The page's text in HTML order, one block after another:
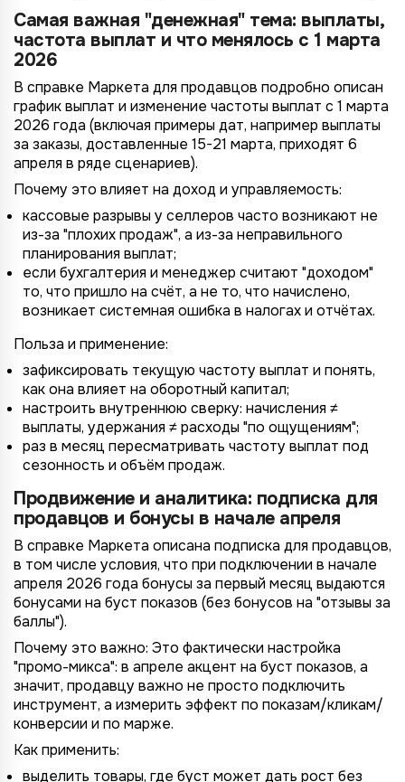
Самая важная "денежная" тема: выплаты,
частота выплат и что менялось с 1 марта
2026
В справке Маркета для продавцов подробно описан
график выплат и изменение частоты выплат с 1 марта
2026 года (включая примеры дат, например выплаты
за заказы, доставленные 15-21 марта, приходят 6
апреля в ряде сценариев).
Почему это влияет на доход и управляемость:
кассовые разрывы у селлеров часто возникают не
из-за "плохих продаж", а из-за неправильного
планирования выплат;
если бухгалтерия и менеджер считают "доходом"
то, что пришло на счёт, а не то, что начислено,
возникает системная ошибка в налогах и отчётах.
Польза и применение:
зафиксировать текущую частоту выплат и понять,
как она влияет на оборотный капитал;
настроить внутреннюю сверку: начисления ≠
выплаты, удержания ≠ расходы "по ощущениям";
раз в месяц пересматривать частоту выплат под
сезонность и объём продаж.
Продвижение и аналитика: подписка для
продавцов и бонусы в начале апреля
В справке Маркета описана подписка для продавцов,
в том числе условия, что при подключении в начале
апреля 2026 года бонусы за первый месяц выдаются
бонусами на буст показов (без бонусов на "отзывы за
баллы").
Почему это важно: Это фактически настройка
"промо-микса": в апреле акцент на буст показов, а
значит, продавцу важно не просто подключить
инструмент, а измерить эффект по показам/кликам/
конверсии и по марже.
Как применить:
выделить товары, где буст может дать рост без